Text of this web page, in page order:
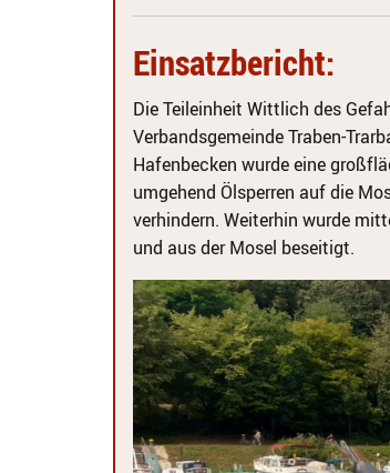
Einsatzbericht:
Die Teileinheit Wittlich des
Verbandsgemeinde Traben-
Hafenbecken wurde eine
umgehend Ölsperren auf die
verhindern. Weiterhin wurde
und aus der Mosel beseitigt.